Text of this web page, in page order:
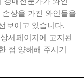
상을 가진 와인들을
보이고 있습니다.
세페이지에 고지된
점 양해해 주시기